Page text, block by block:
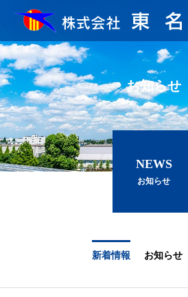
お知らせ
NEWS
お知らせ
新着情報 お知らせ